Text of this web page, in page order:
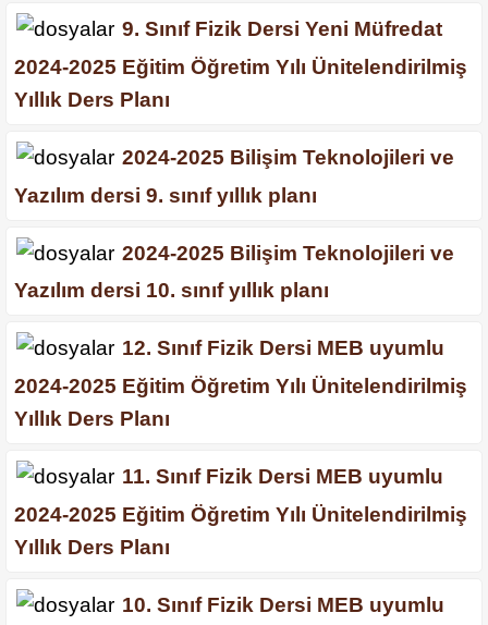
9. Sınıf Fizik Dersi Yeni Müfredat
2024-2025 Eğitim Öğretim Yılı Ünitelendirilmiş
Yıllık Ders Planı
2024-2025 Bilişim Teknolojileri ve
Yazılım dersi 9. sınıf yıllık planı
2024-2025 Bilişim Teknolojileri ve
Yazılım dersi 10. sınıf yıllık planı
12. Sınıf Fizik Dersi MEB uyumlu
2024-2025 Eğitim Öğretim Yılı Ünitelendirilmiş
Yıllık Ders Planı
11. Sınıf Fizik Dersi MEB uyumlu
2024-2025 Eğitim Öğretim Yılı Ünitelendirilmiş
Yıllık Ders Planı
10. Sınıf Fizik Dersi MEB uyumlu